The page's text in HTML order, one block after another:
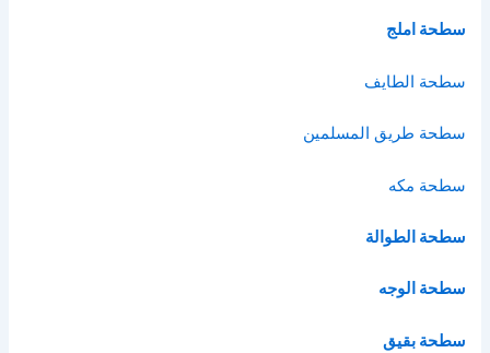
سطحة املج
سطحة الطايف
سطحة طريق المسلمين
سطحة مكه
سطحة الطوالة
سطحة الوجه
سطحة بقيق